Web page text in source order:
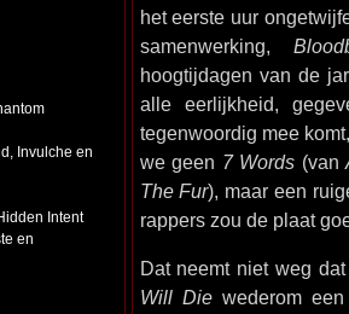
Invulche en
Intent
en
het eerste uur
samenwerking,
hoogtijdagen van de
alle eerlijkheid,
tegenwoordig mee
we geen 7 Words (van
The Fur), maar een
rappers zou de plaat
Dat neemt niet weg
Will Diewederom een